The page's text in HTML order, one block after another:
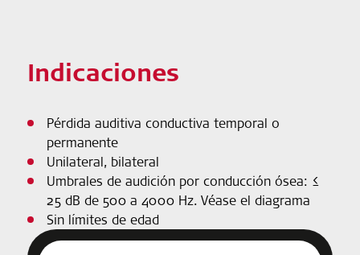
Indicaciones
Pérdida auditiva conductiva temporal o
permanente
Unilateral, bilateral
Umbrales de audición por conducción ósea: ≤
25 dB de 500 a 4000 Hz. Véase el diagrama
Sin límites de edad